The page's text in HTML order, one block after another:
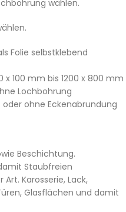
wählen.
Folie selbstklebend
x 100 mm bis 1200 x 800 mm
Lochbohrung
ohne Eckenabrundung
Beschichtung.
Staubfreien
Karosserie, Lack,
Glasflächen und damit